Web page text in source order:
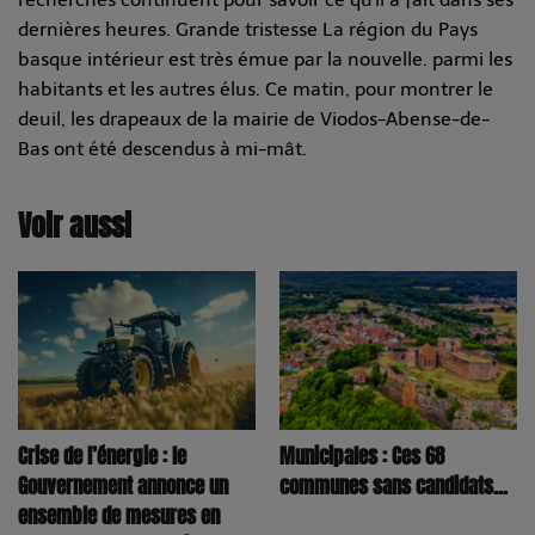
dernières heures. Grande tristesse La région du Pays
basque intérieur est très émue par la nouvelle. parmi les
habitants et les autres élus. Ce matin, pour montrer le
deuil, les drapeaux de la mairie de Viodos-Abense-de-
Bas ont été descendus à mi-mât.
Voir aussi
Crise de l’énergie : le
Gouvernement annonce un
ensemble de mesures en
Municipales : Ces 68
communes sans candidats...